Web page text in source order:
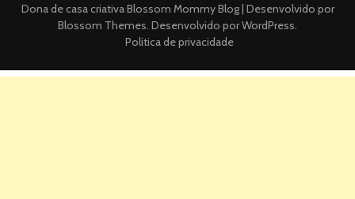
Dona de casa criativaBlossom Mommy Blog | Desenvolvido por
Blossom Themes. Desenvolvido porWordPress.
Politica de privacidade